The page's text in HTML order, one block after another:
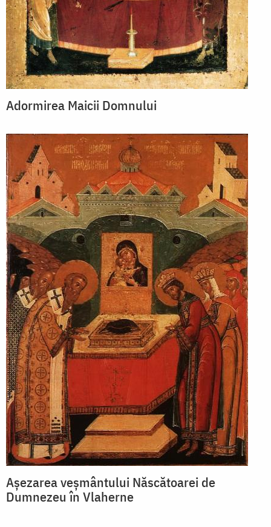
Adormirea Maicii Domnului
Așezarea veșmântului Născătoarei de
Dumnezeu în Vlaherne